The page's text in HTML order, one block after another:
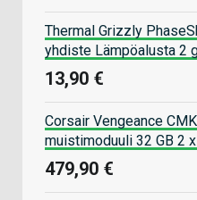
Thermal Grizzly
yhdiste Lämpöalusta 2
13,90 €
Corsair Vengeance
muistimoduuli 32 GB 2
479,90 €